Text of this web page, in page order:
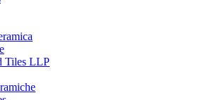
Tiles LLP